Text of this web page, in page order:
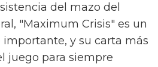
del mazo del
"Maximum Crisis" es un
y su carta más
juego para siempre